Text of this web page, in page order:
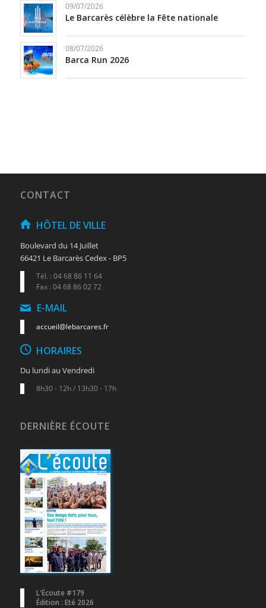
09/07/2026
Le Barcarès célèbre la Fête nationale
08/07/2026
Barca Run 2026
CONTACT
HÔTEL DE VILLE
Boulevard du 14 Juillet
66421 Le Barcarès Cedex - BP5
Tél. : 04 68 86 11 64
Fax : 04 68 86 02 72
E-MAIL
accueil@lebarcares.fr
HORAIRES
Du lundi au Vendredi
8h30 - 12h / 13h30 - 17h
DERNIÈRE ÉCOUTE
L'Écoute #179
Édition : Eté 2026